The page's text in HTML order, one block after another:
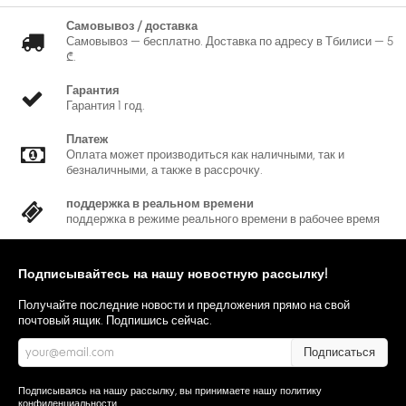
Самовывоз / доставка
Самовывоз — бесплатно. Доставка по адресу в Тбилиси — 5
₾.
Гарантия
Гарантия 1 год.
Платеж
Оплата может производиться как наличными, так и
безналичными, а также в рассрочку.
поддержка в реальном времени
поддержка в режиме реального времени в рабочее время
Подписывайтесь на нашу новостную рассылку!
Получайте последние новости и предложения прямо на свой
почтовый ящик. Подпишись сейчас.
Подписаться
Подписываясь на нашу рассылку, вы принимаете нашу политику